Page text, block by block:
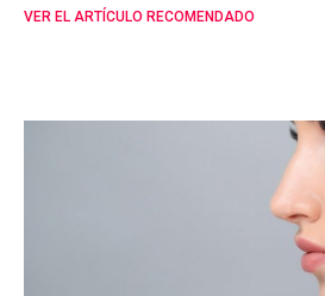
VER EL ARTÍCULO RECOMENDADO